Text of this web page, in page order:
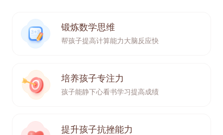
锻炼数学思维
帮孩子提高计算能力大脑反应快
培养孩子专注力
孩子能静下心看书学习提高成绩
提升孩子抗挫能力